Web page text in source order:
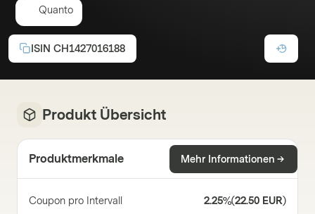
Quanto
ISIN CH1427016188
Produkt Übersicht
Produktmerkmale Mehr Informationen
Coupon pro Intervall 2.25%(22.50 EUR)